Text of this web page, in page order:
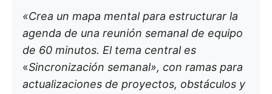
«Crea un mapa mental para estructurar la
agenda de una reunión semanal de equipo
de 60 minutos. El tema central es
«Sincronización semanal», con ramas para
actualizaciones de proyectos, obstáculos y